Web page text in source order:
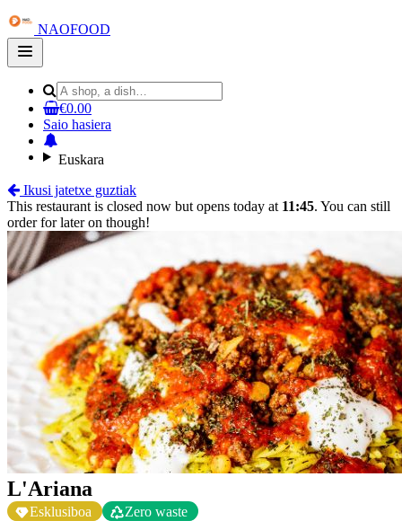
NAOFOOD
Open
main
€0.00
Saio hasiera
Euskara
Ikusi jatetxe guztiak
This restaurant is closed now but opens today at 11:45. You can still
order for later on though!
L'Ariana
Esklusiboa Zero waste